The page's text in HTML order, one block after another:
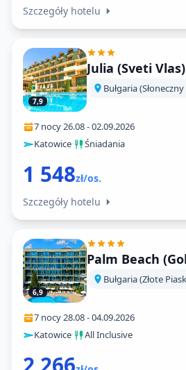
Szczegóły hotelu
7,9
Julia (Sveti Vlas)
Bułgaria
7 nocy·26.08-02.09.2026
Katowice· Śniadania
1 548zł/os.
Szczegóły hotelu
6,9
Palm Beach
Bułgaria (Złote
7 nocy·28.08-04.09.2026
Katowice· All Inclusive